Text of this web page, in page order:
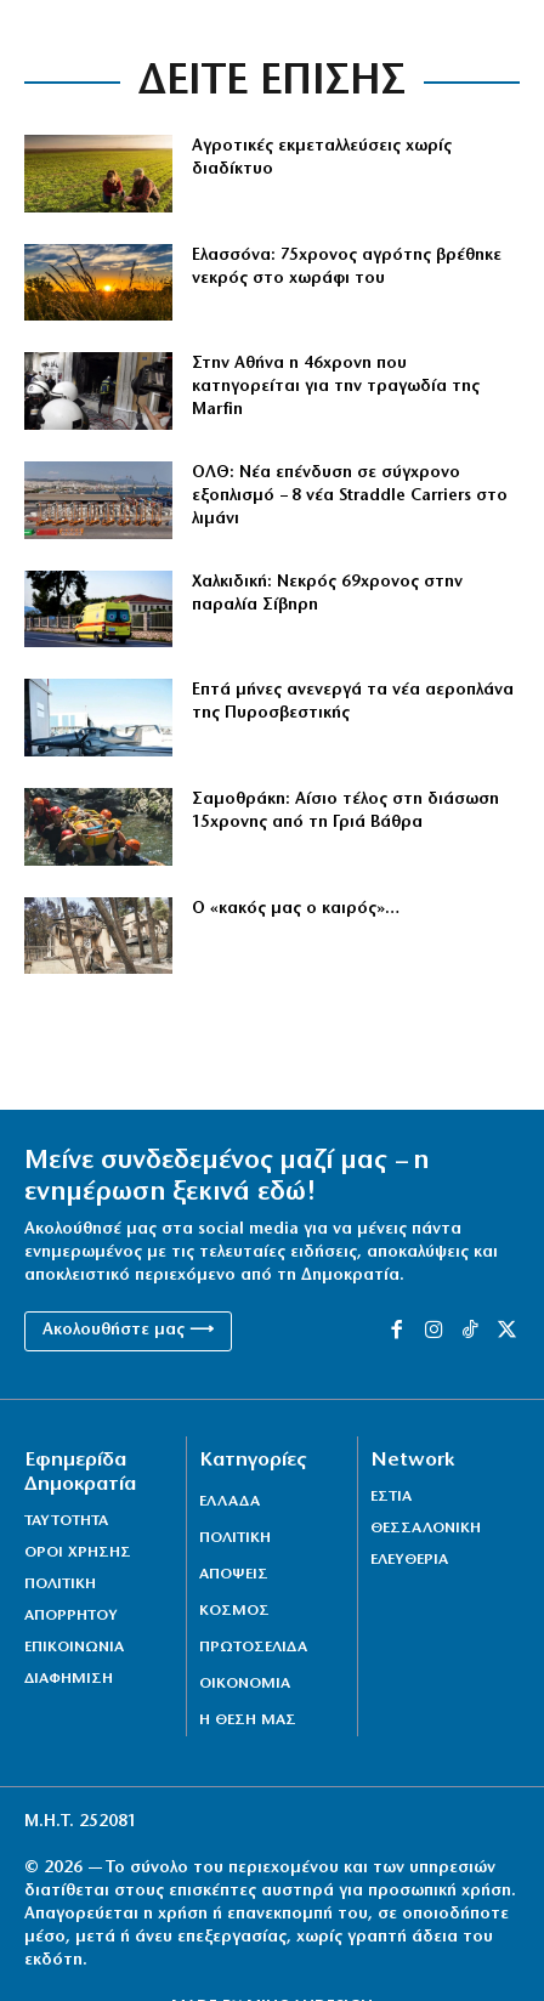
ΔΕΙΤΕ ΕΠΙΣΗΣ
Αγροτικές εκμεταλλεύσεις χωρίς
διαδίκτυο
Ελασσόνα: 75χρονος αγρότης βρέθηκε
νεκρός στο χωράφι του
Στην Αθήνα η 46χρονη που
κατηγορείται για την τραγωδία της
Marfin
ΟΛΘ: Νέα επένδυση σε σύγχρονο
εξοπλισμό – 8 νέα Straddle Carriers στο
λιμάνι
Χαλκιδική: Νεκρός 69χρονος στην
παραλία Σίβηρη
Επτά μήνες ανενεργά τα νέα αεροπλάνα
της Πυροσβεστικής
Σαμοθράκη: Αίσιο τέλος στη διάσωση
15χρονης από τη Γριά Βάθρα
Ο «κακός μας ο καιρός»…
Μείνε συνδεδεμένος μαζί μας – η
ενημέρωση ξεκινά εδώ!
Ακολούθησέ μας στα social media για να μένεις πάντα
ενημερωμένος με τις τελευταίες ειδήσεις, αποκαλύψεις και
αποκλειστικό περιεχόμενο από τη Δημοκρατία.
Ακολουθήστε μας ⟶
Εφημερίδα
Δημοκρατία
ΤΑΥΤΟΤΗΤΑ
ΟΡΟΙ ΧΡΗΣΗΣ
ΠΟΛΙΤΙΚΗ
ΑΠΟΡΡΗΤΟΥ
ΕΠΙΚΟΙΝΩΝΙΑ
ΔΙΑΦΗΜΙΣΗ
Κατηγορίες
ΕΛΛΑΔΑ
ΠΟΛΙΤΙΚΗ
ΑΠΟΨΕΙΣ
ΚΟΣΜΟΣ
ΠΡΩΤΟΣΕΛΙΔΑ
ΟΙΚΟΝΟΜΙΑ
Η ΘΕΣΗ ΜΑΣ
Network
ΕΣΤΙΑ
ΘΕΣΣΑΛΟΝΙΚΗ
ΕΛΕΥΘΕΡΙΑ
Μ.Η.Τ. 252081
© 2026 — Το σύνολο του περιεχομένου και των υπηρεσιών
διατίθεται στους επισκέπτες αυστηρά για προσωπική χρήση.
Απαγορεύεται η χρήση ή επανεκπομπή του, σε οποιοδήποτε
μέσο, μετά ή άνευ επεξεργασίας, χωρίς γραπτή άδεια του
εκδότη.